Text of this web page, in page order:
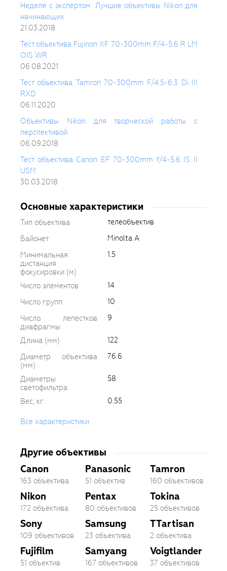
Неделя с экспертом. Лучшие объективы Nikon для
начинающих
21.03.2018
Тест объектива Fujinon XF 70-300mm F/4-5.6 R LM
OIS WR
06.08.2021
Тест объектива Tamron 70-300mm F/4.5-6.3 Di III
RXD
06.11.2020
Объективы Nikon для творческой работы с
перспективой
06.09.2018
Тест объектива Canon EF 70-300mm f/4-5.6 IS II
USM
30.03.2018
Основные характеристики
Тип объектива
телеобъектив
Байонет
Minolta A
Минимальная
дистанция
фокусировки (м)
1.5
Число элементов
14
Число групп
10
Число лепестков
диафрагмы
9
Длина (мм)
122
Диаметр объектива
(мм)
76.6
Диаметры
светофильтра
58
Вес, кг 0.55
Все характеристики
Другие объективы
Canon
163 объектива
Nikon
172 объектива
Sony
109 объективов
Fujifilm
51 объектив
Panasonic
51 объектив
Pentax
80 объективов
Samsung
23 объектива
Samyang
167 объективов
Tamron
160 объективов
Tokina
25 объективов
TTartisan
2 объектива
Voigtlander
37 объективов